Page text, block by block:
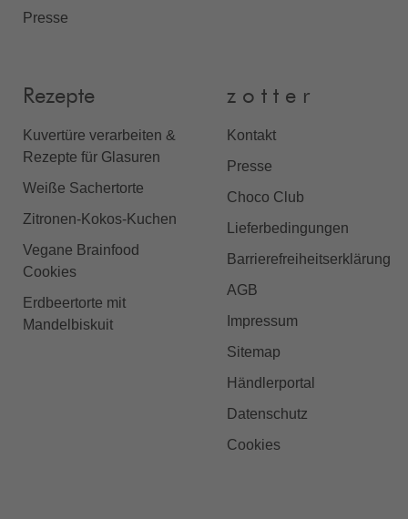
Presse
Rezepte
Kuvertüre verarbeiten &
Rezepte für Glasuren
Weiße Sachertorte
Zitronen-Kokos-Kuchen
Vegane Brainfood
Cookies
Erdbeertorte mit
Mandelbiskuit
z o t t e r
Kontakt
Presse
Choco Club
Lieferbedingungen
Barrierefreiheitserklärung
AGB
Impressum
Sitemap
Händlerportal
Datenschutz
Cookies